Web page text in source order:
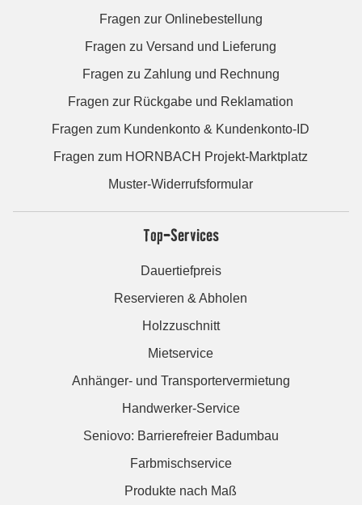
Fragen zur Onlinebestellung
Fragen zu Versand und Lieferung
Fragen zu Zahlung und Rechnung
Fragen zur Rückgabe und Reklamation
Fragen zum Kundenkonto & Kundenkonto-ID
Fragen zum HORNBACH Projekt-Marktplatz
Muster-Widerrufsformular
Top-Services
Dauertiefpreis
Reservieren & Abholen
Holzzuschnitt
Mietservice
Anhänger- und Transportervermietung
Handwerker-Service
Seniovo: Barrierefreier Badumbau
Farbmischservice
Produkte nach Maß